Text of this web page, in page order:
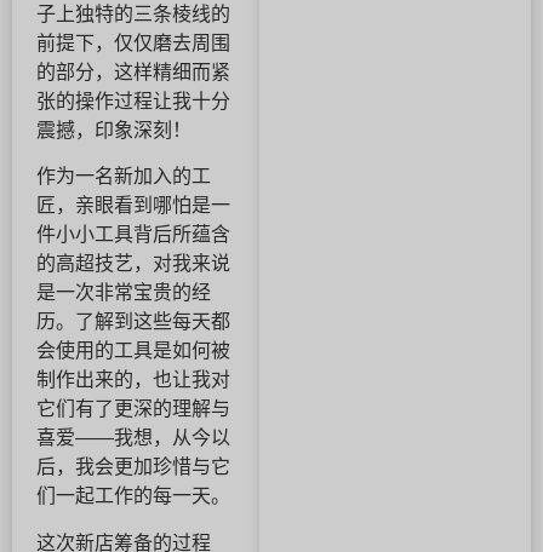
子上独特的三条棱线的
前提下，仅仅磨去周围
的部分，这样精细而紧
张的操作过程让我十分
震撼，印象深刻！
作为一名新加入的工
匠，亲眼看到哪怕是一
件小小工具背后所蕴含
的高超技艺，对我来说
是一次非常宝贵的经
历。了解到这些每天都
会使用的工具是如何被
制作出来的，也让我对
它们有了更深的理解与
喜爱——我想，从今以
后，我会更加珍惜与它
们一起工作的每一天。
这次新店筹备的过程